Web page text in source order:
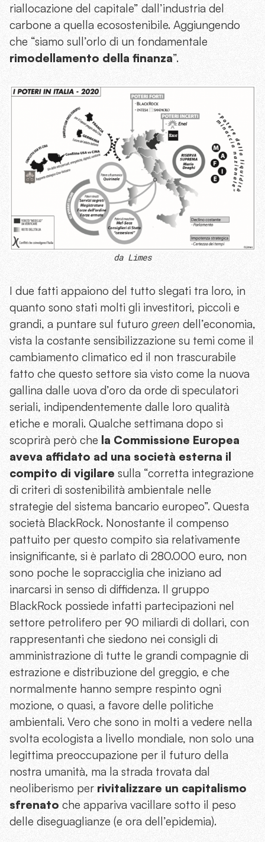
riallocazione del capitale” dall’industria del
carbone a quella ecosostenibile. Aggiungendo
che “siamo sull’orlo di un fondamentale
rimodellamento della finanza”.
da Limes
I due fatti appaiono del tutto slegati tra loro, in
quanto sono stati molti gli investitori, piccoli e
grandi, a puntare sul futuro green dell’economia,
vista la costante sensibilizzazione su temi come il
cambiamento climatico ed il non trascurabile
fatto che questo settore sia visto come la nuova
gallina dalle uova d’oro da orde di speculatori
seriali, indipendentemente dalle loro qualità
etiche e morali. Qualche settimana dopo si
scoprirà però che la Commissione Europea
aveva affidato ad una società esterna il
compito di vigilare sulla “corretta integrazione
di criteri di sostenibilità ambientale nelle
strategie del sistema bancario europeo”. Questa
società BlackRock. Nonostante il compenso
pattuito per questo compito sia relativamente
insignificante, si è parlato di 280.000 euro, non
sono poche le sopracciglia che iniziano ad
inarcarsi in senso di diffidenza. Il gruppo
BlackRock possiede infatti partecipazioni nel
settore petrolifero per 90 miliardi di dollari, con
rappresentanti che siedono nei consigli di
amministrazione di tutte le grandi compagnie di
estrazione e distribuzione del greggio, e che
normalmente hanno sempre respinto ogni
mozione, o quasi, a favore delle politiche
ambientali. Vero che sono in molti a vedere nella
svolta ecologista a livello mondiale, non solo una
legittima preoccupazione per il futuro della
nostra umanità, ma la strada trovata dal
neoliberismo per rivitalizzare un capitalismo
sfrenato che appariva vacillare sotto il peso
delle diseguaglianze (e ora dell’epidemia).